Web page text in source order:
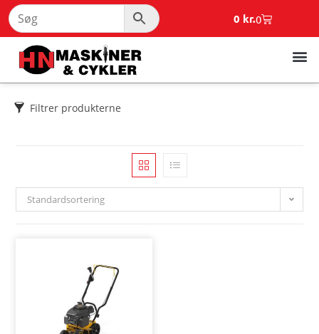
0 kr.0
Filtrer produkterne
Standardsortering